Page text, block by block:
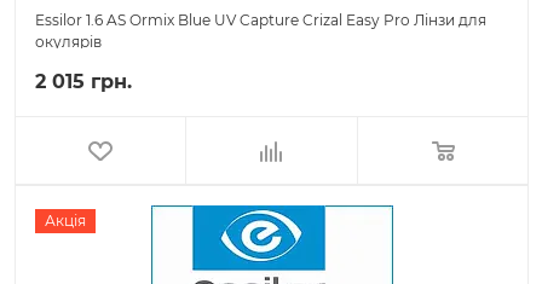
Essilor 1.6 AS Ormix Blue UV Capture Crizal Easy Pro Лінзи для
окулярів
2 015 грн.
Акція